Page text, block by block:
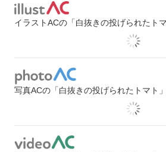
イラストACの「白抜きの投げられたト
写真ACの「白抜きの投げられたトマト